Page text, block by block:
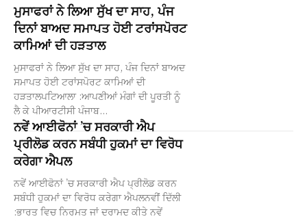
ਮੁਸਾਫਰਾਂ ਨੇ ਲਿਆ ਸੁੱਖ ਦਾ ਸਾਹ, ਪੰਜ
ਦਿਨਾਂ ਬਾਅਦ ਸਮਾਪਤ ਹੋਈ ਟਰਾਂਸਪੋਰਟ
ਕਾਮਿਆਂ ਦੀ ਹੜਤਾਲ
ਮੁਸਾਫਰਾਂ ਨੇ ਲਿਆ ਸੁੱਖ ਦਾ ਸਾਹ, ਪੰਜ ਦਿਨਾਂ ਬਾਅਦ
ਸਮਾਪਤ ਹੋਈ ਟਰਾਂਸਪੋਰਟ ਕਾਮਿਆਂ ਦੀ
ਹੜਤਾਲਪਟਿਆਲਾ :ਆਪਣੀਆਂ ਮੰਗਾਂ ਦੀ ਪੂਰਤੀ ਨੂੰ
ਲੈ ਕੇ ਪੀਆਰਟੀਸੀ ਪੰਜਾਬ...
ਨਵੇਂ ਆਈਫੋਨਾਂ ’ਚ ਸਰਕਾਰੀ ਐਪ
ਪ੍ਰੀਲੋਡ ਕਰਨ ਸਬੰਧੀ ਹੁਕਮਾਂ ਦਾ ਵਿਰੋਧ
ਕਰੇਗਾ ਐਪਲ
ਨਵੇਂ ਆਈਫੋਨਾਂ ’ਚ ਸਰਕਾਰੀ ਐਪ ਪ੍ਰੀਲੋਡ ਕਰਨ
ਸਬੰਧੀ ਹੁਕਮਾਂ ਦਾ ਵਿਰੋਧ ਕਰੇਗਾ ਐਪਲਨਵੀਂ ਦਿੱਲੀ
:ਭਾਰਤ ਵਿਚ ਨਿਰਮਤ ਜਾਂ ਦਰਾਮਦ ਕੀਤੇ ਨਵੇਂ